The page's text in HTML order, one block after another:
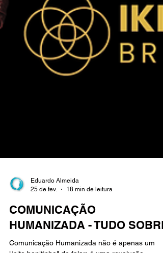
Eduardo Almeida
25 de fev.
18 min de leitura
COMUNICAÇÃO